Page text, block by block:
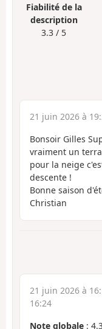
Fiabilité de la
description
3.3 / 5
21 juin 2026 à
Bonsoir Gilles
vraiment un
pour la neige
descente !
Bonne saison
Christian
21 juin 2026 à
16:24
Note globale :